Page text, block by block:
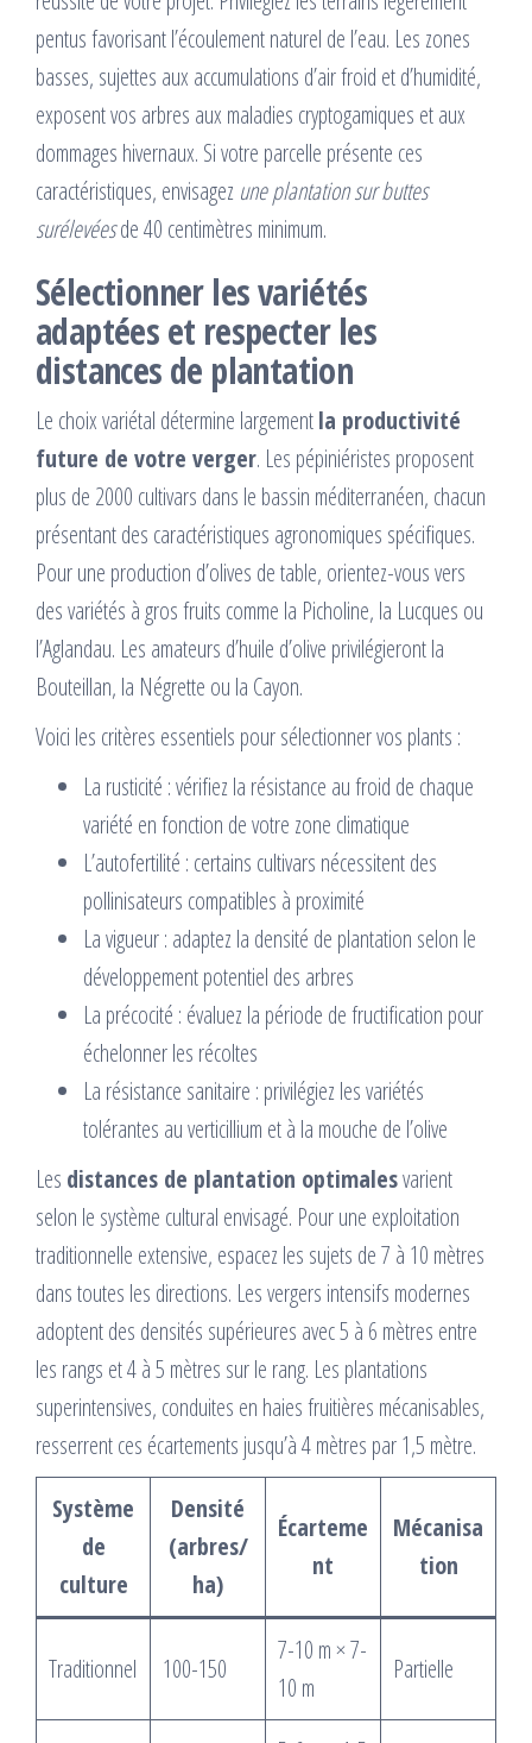
pentus favorisant l’écoulement naturel de l’eau. Les zones
basses, sujettes aux accumulations d’air froid et d’humidité,
exposent vos arbres aux maladies cryptogamiques et aux
dommages hivernaux. Si votre parcelle présente ces
caractéristiques, envisagez une plantation sur buttes
surélevéesde 40 centimètres minimum.
Sélectionner les variétés
adaptées et respecter les
distances de plantation
Le choix variétal détermine largementla productivité
future de votre verger. Les pépiniéristes proposent
plus de 2000 cultivars dans le bassin méditerranéen, chacun
présentant des caractéristiques agronomiques spécifiques.
Pour une production d’olives de table, orientez-vous vers
des variétés à gros fruits comme la Picholine, la Lucques ou
l’Aglandau. Les amateurs d’huile d’olive privilégieront la
Bouteillan, la Négrette ou la Cayon.
Voici les critères essentiels pour sélectionner vos plants :
La rusticité : vérifiez la résistance au froid de chaque
variété en fonction de votre zone climatique
L’autofertilité : certains cultivars nécessitent des
pollinisateurs compatibles à proximité
La vigueur : adaptez la densité de plantation selon le
développement potentiel des arbres
La précocité : évaluez la période de fructification pour
échelonner les récoltes
La résistance sanitaire : privilégiez les variétés
tolérantes au verticillium et à la mouche de l’olive
Les distances de plantation optimalesvarient
selon le système cultural envisagé. Pour une exploitation
traditionnelle extensive, espacez les sujets de 7 à 10 mètres
dans toutes les directions. Les vergers intensifs modernes
adoptent des densités supérieures avec 5 à 6 mètres entre
les rangs et 4 à 5 mètres sur le rang. Les plantations
superintensives, conduites en haies fruitières mécanisables,
resserrent ces écartements jusqu’à 4 mètres par 1,5 mètre.
Système
de
culture
Densité
(arbres/
ha)
Écarteme
nt
Mécanisa
tion
Traditionnel 100-150
7-10 m × 7-
10 m
Partielle